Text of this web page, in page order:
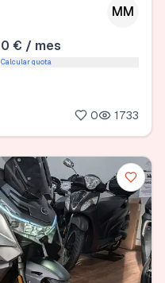
MM
0 € / mes
Calcular quota
0 1733